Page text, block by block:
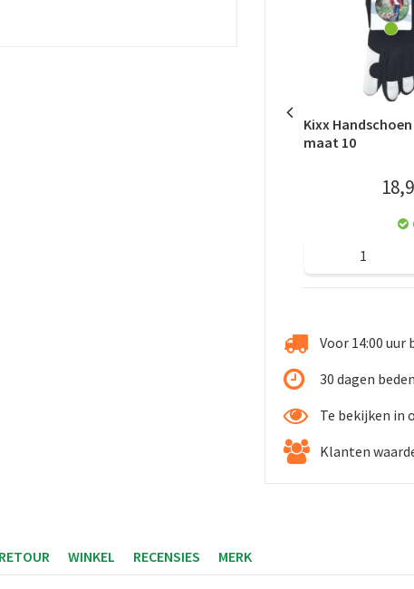
Kixx
maat 10
18,
Voor 14:00
30 dagen
Te bekijken in
Klanten
WINKEL RECENSIES MERK